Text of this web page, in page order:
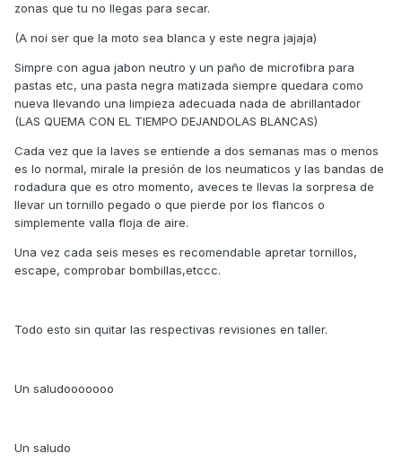
zonas que tu no llegas para secar.
(A noi ser que la moto sea blanca y este negra jajaja)
Simpre con agua jabon neutro y un paño de microfibra para
pastas etc, una pasta negra matizada siempre quedara como
nueva llevando una limpieza adecuada nada de abrillantador
(LAS QUEMA CON EL TIEMPO DEJANDOLAS BLANCAS)
Cada vez que la laves se entiende a dos semanas mas o menos
es lo normal, mirale la presión de los neumaticos y las bandas de
rodadura que es otro momento, aveces te llevas la sorpresa de
llevar un tornillo pegado o que pierde por los flancos o
simplemente valla floja de aire.
Una vez cada seis meses es recomendable apretar tornillos,
escape, comprobar bombillas,etccc.
Todo esto sin quitar las respectivas revisiones en taller.
Un saludooooooo
Un saludo